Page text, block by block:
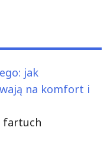
jak
na komfort i
fartuch